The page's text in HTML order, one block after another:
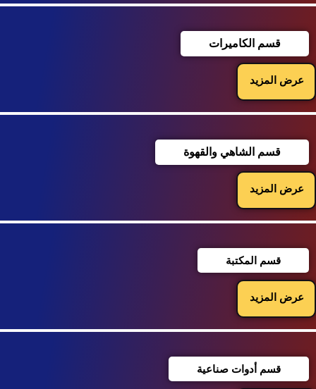
قسم الكاميرات
عرض المزيد
قسم الشاهي والقهوة
عرض المزيد
قسم المكتبة
عرض المزيد
قسم أدوات صناعية